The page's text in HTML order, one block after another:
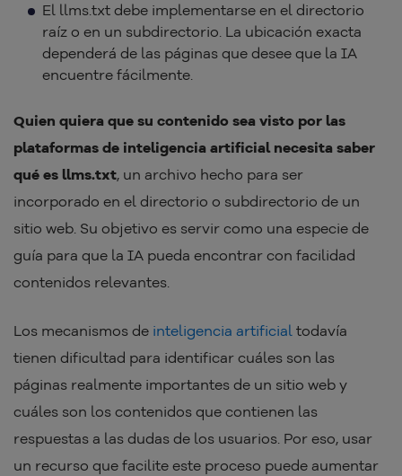
El llms.txt debe implementarse en el directorio
raíz o en un subdirectorio. La ubicación exacta
dependerá de las páginas que desee que la IA
encuentre fácilmente.
Quien quiera que su contenido sea visto por las
plataformas de inteligencia artificial necesita saber
qué es llms.txt, un archivo hecho para ser
incorporado en el directorio o subdirectorio de un
sitio web. Su objetivo es servir como una especie de
guía para que la IA pueda encontrar con facilidad
contenidos relevantes.
Los mecanismos de inteligencia artificial todavía
tienen dificultad para identificar cuáles son las
páginas realmente importantes de un sitio web y
cuáles son los contenidos que contienen las
respuestas a las dudas de los usuarios. Por eso, usar
un recurso que facilite este proceso puede aumentar